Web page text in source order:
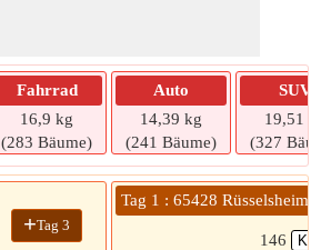
Fahrrad
16,9 kg
(283 Bäume)
Auto
14,39 kg
(241 Bäume)
SUV
19,51 kg
(327
+Tag 3
Tag 1 : 65428 Rüsselsheim
146